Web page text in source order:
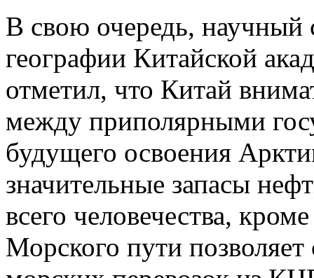
В свою очередь, научный
географии Китайской
отметил, что Китай
между приполярными
будущего освоения
значительные запасы
всего человечества,
Морского пути